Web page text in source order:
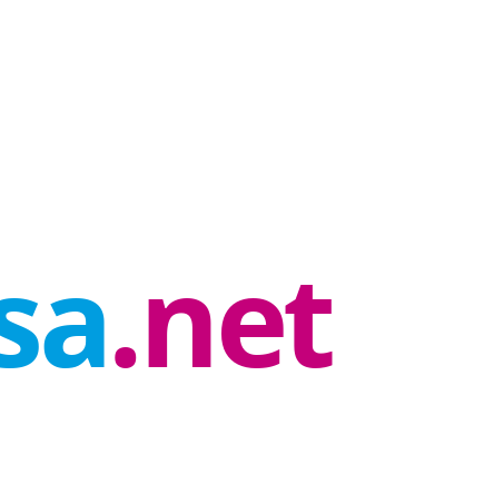
.net